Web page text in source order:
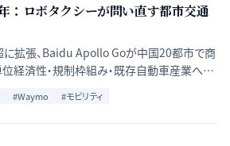
：ロボタクシーが問い直す都市交通
拡張、Baidu Apollo Goが中国20都市で商
経済性・規制枠組み・既存自動車産業への
#Waymo #モビリティ